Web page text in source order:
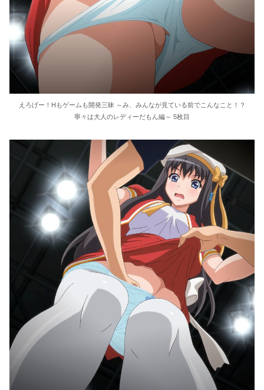
えろげー！Hもゲームも開発三昧 ～み、みんなが見ている前でこんなこと！？
寧々は大人のレディーだもん編～ 5枚目